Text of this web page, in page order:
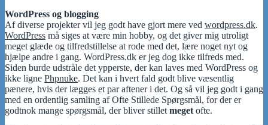
WordPress og blogging
Af diverse projekter vil jeg godt have gjort mere ved wordpress.dk.
WordPress må siges at være min hobby, og det giver mig utroligt
meget glæde og tilfredstillelse at rode med det, lære noget nyt og
hjælpe andre i gang. WordPress.dk er jeg dog ikke tilfreds med.
Siden burde udstråle det ypperste, der kan laves med WordPress og
ikke ligne Phpnuke. Det kan i hvert fald godt blive væsentlig
pænere, hvis der lægges et par aftener i det. Og så vil jeg godt i gang
med en ordentlig samling af Ofte Stillede Spørgsmål, for der er
godtnok mange spørgsmål, der bliver stillet meget ofte.